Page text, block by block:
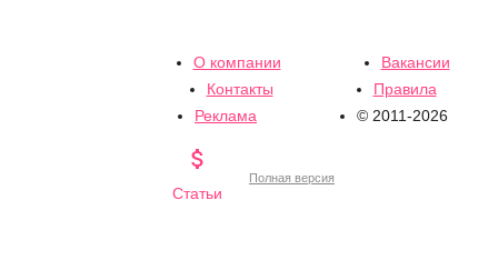
О компании
Вакансии
Контакты
Правила
Реклама
© 2011-2026

Статьи
Полная версия